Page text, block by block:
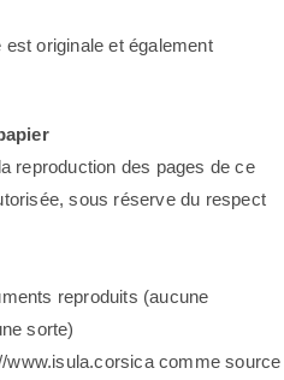
originale et également
reproduction des pages de ce
sous réserve du respect
reproduits (aucune
sorte)
comme source